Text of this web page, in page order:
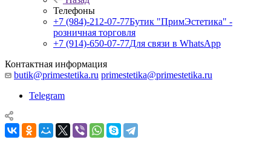
Телефоны
+7 (984)-212-07-77Бутик "ПримЭстетика" -
розничная торговля
+7 (914)-650-07-77Для связи в WhatsApp
Контактная информация
butik@primestetika.ru primestetika@primestetika.ru
Telegram